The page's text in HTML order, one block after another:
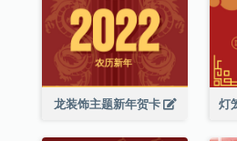
龙装饰主题新年贺卡